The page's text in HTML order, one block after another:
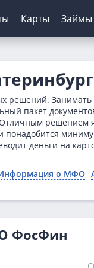
Банк
Карты Займы
отказа
зарплаты
ипотеки
Занимать
пакет
решением
понадобится
деньги на
о МФО
ФосФин